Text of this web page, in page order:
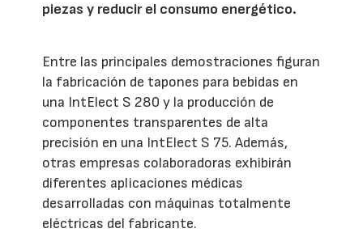
piezas y reducir el consumo energético.
Entre las principales demostraciones figuran
la fabricación de tapones para bebidas en
una IntElect S 280 y la producción de
componentes transparentes de alta
precisión en una IntElect S 75. Además,
otras empresas colaboradoras exhibirán
diferentes aplicaciones médicas
desarrolladas con máquinas totalmente
eléctricas del fabricante.